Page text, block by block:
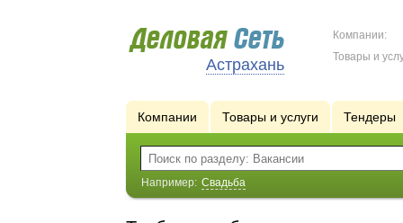
Астрахань
Компании:
Товары и
Компании Товары и услуги Тендеры
Например: Свадьба